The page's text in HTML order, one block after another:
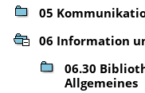
05
06 Information
06.30
Allgemeines